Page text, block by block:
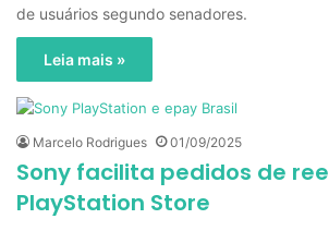
de usuários segundo senadores.
Leia mais »
Marcelo Rodrigues 01/09/2025
Sony facilita pedidos de
PlayStation Store